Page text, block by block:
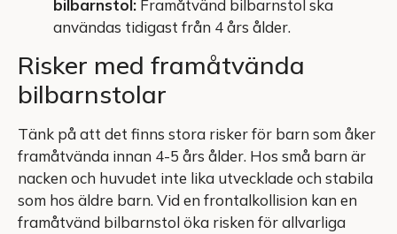
bilbarnstol: Framåtvänd bilbarnstol ska
användas tidigast från 4 års ålder.
Risker med framåtvända
bilbarnstolar
Tänk på att det finns stora risker för barn som åker
framåtvända innan 4-5 års ålder. Hos små barn är
nacken och huvudet inte lika utvecklade och stabila
som hos äldre barn. Vid en frontalkollision kan en
framåtvänd bilbarnstol öka risken för allvarliga